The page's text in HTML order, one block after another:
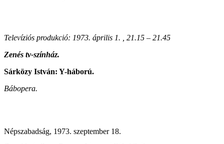
Televíziós produkció: 1973. április 1. , 21.15 – 21.45
Zenés tv-színház.
Sárközy István: Y-háború.
Bábopera.
Népszabadság, 1973. szeptember 18.